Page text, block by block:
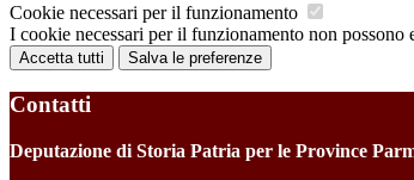
Cookie necessari per il funzionamento
I cookie necessari per il funzionamento non
Accetta tutti Salva le preferenze
Contatti
Deputazione di Storia Patria per le Province